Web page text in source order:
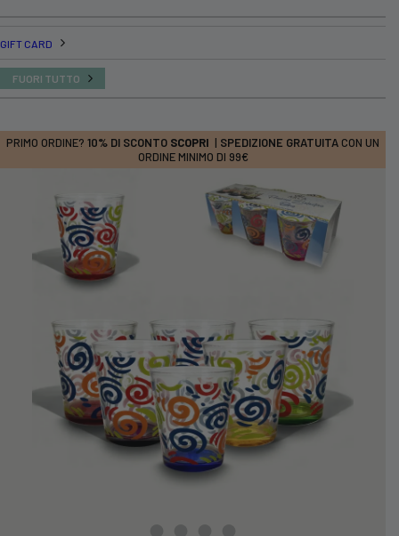
GIFT CARD
FUORI TUTTO
PRIMO ORDINE? 10% DI SCONTO SCOPRI | SPEDIZIONE GRATUITA CON UN
ORDINE MINIMO DI 99€